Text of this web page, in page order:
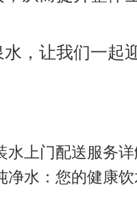
，让我们一起
水上门配送服务
净水：您的健康